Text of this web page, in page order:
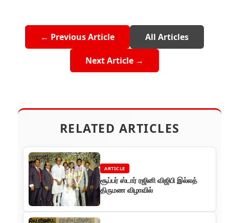
← Previous Article All Articles
Next Article →
RELATED ARTICLES
ARTICLE
சூப்பர் ஸ்டார் ரஜினி விஜிபி இல்லத்
திருமண விழாவில்